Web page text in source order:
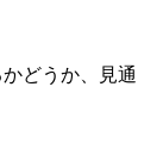
どうか、見通